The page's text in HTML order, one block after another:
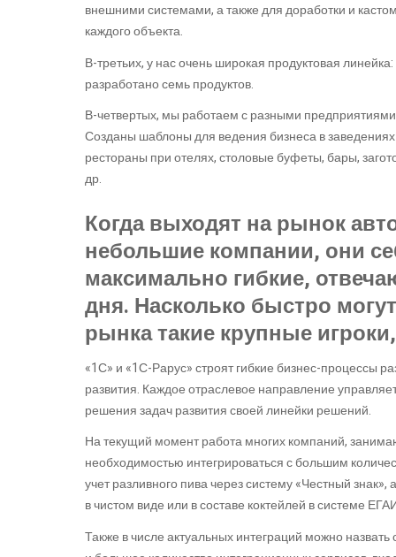
внешними системами, а также для доработки и
каждого объекта.
В-третьих, у нас очень широкая продуктовая
разработано семь продуктов.
В-четвертых, мы работаем с разными
Созданы шаблоны для ведения бизнеса в
рестораны при отелях, столовые буфеты, бары,
др.
Когда выходят на рынок
небольшие компании, они
максимально гибкие,
дня. Насколько быстро
рынка такие крупные
«1С» и «1С-Рарус» строят гибкие бизнес-процессы
развития. Каждое отраслевое направление
решения задач развития своей линейки решений.
На текущий момент работа многих компаний,
необходимостью интегрироваться с большим
учет разливного пива через систему «Честный
в чистом виде или в составе коктейлей в системе
Также в числе актуальных интеграций можно